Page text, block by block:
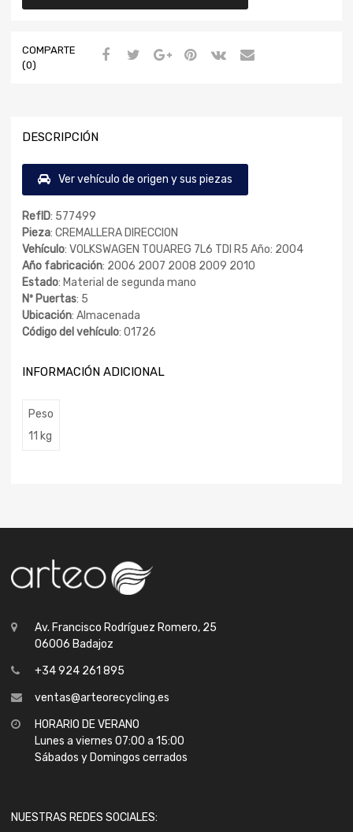
COMPARTE
(0)
DESCRIPCIÓN
Ver vehículo de origen y sus piezas
RefID: 577499
Pieza: CREMALLERA DIRECCION
Vehículo: VOLKSWAGEN TOUAREG 7L6 TDI R5 Año: 2004
Año fabricación: 2006 2007 2008 2009 2010
Estado: Material de segunda mano
Nº Puertas: 5
Ubicación: Almacenada
Código del vehículo: 01726
INFORMACIÓN ADICIONAL
Peso
11 kg
Av. Francisco Rodríguez Romero, 25
06006 Badajoz
+34 924 261 895
ventas@arteorecycling.es
HORARIO DE VERANO
Lunes a viernes 07:00 a 15:00
Sábados y Domingos cerrados
NUESTRAS REDES SOCIALES: